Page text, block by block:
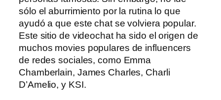
sólo el aburrimiento por la rutina lo que
ayudó a que este chat se volviera popular.
Este sitio de videochat ha sido el origen de
muchos movies populares de influencers
de redes sociales, como Emma
Chamberlain, James Charles, Charli
D’Amelio, y KSI.